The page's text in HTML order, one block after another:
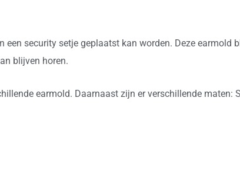
security setje geplaatst kan worden. Deze earmold
blijven horen.
earmold. Daarnaast zijn er verschillende maten: